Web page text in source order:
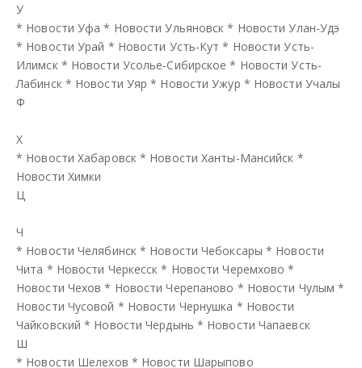
У
* Новости Уфа * Новости Ульяновск * Новости Улан-Удэ
* Новости Урай * Новости Усть-Кут * Новости Усть-
Илимск * Новости Усолье-Сибирское * Новости Усть-
Лабинск * Новости Уяр * Новости Ужур * Новости Учалы
Ф
Х
* Новости Хабаровск * Новости Ханты-Мансийск *
Новости Химки
Ц
Ч
* Новости Челябинск * Новости Чебоксары * Новости
Чита * Новости Черкесск * Новости Черемхово *
Новости Чехов * Новости Черепаново * Новости Чулым *
Новости Чусовой * Новости Чернушка * Новости
Чайковский * Новости Чердынь * Новости Чапаевск
Ш
* Новости Шелехов * Новости Шарыпово